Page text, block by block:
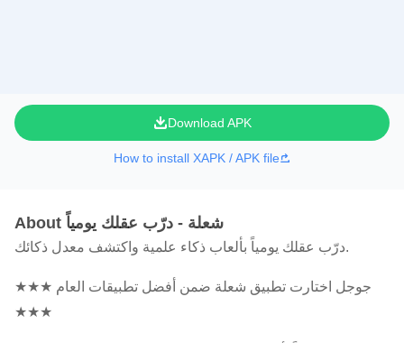
Download APK
How to install XAPK / APK file
About شعلة - درّب عقلك يومياً
درّب عقلك يومياً بألعاب ذكاء علمية واكتشف معدل ذكائك.
★★★ جوجل اختارت تطبيق شعلة ضمن أفضل تطبيقات العام
★★★